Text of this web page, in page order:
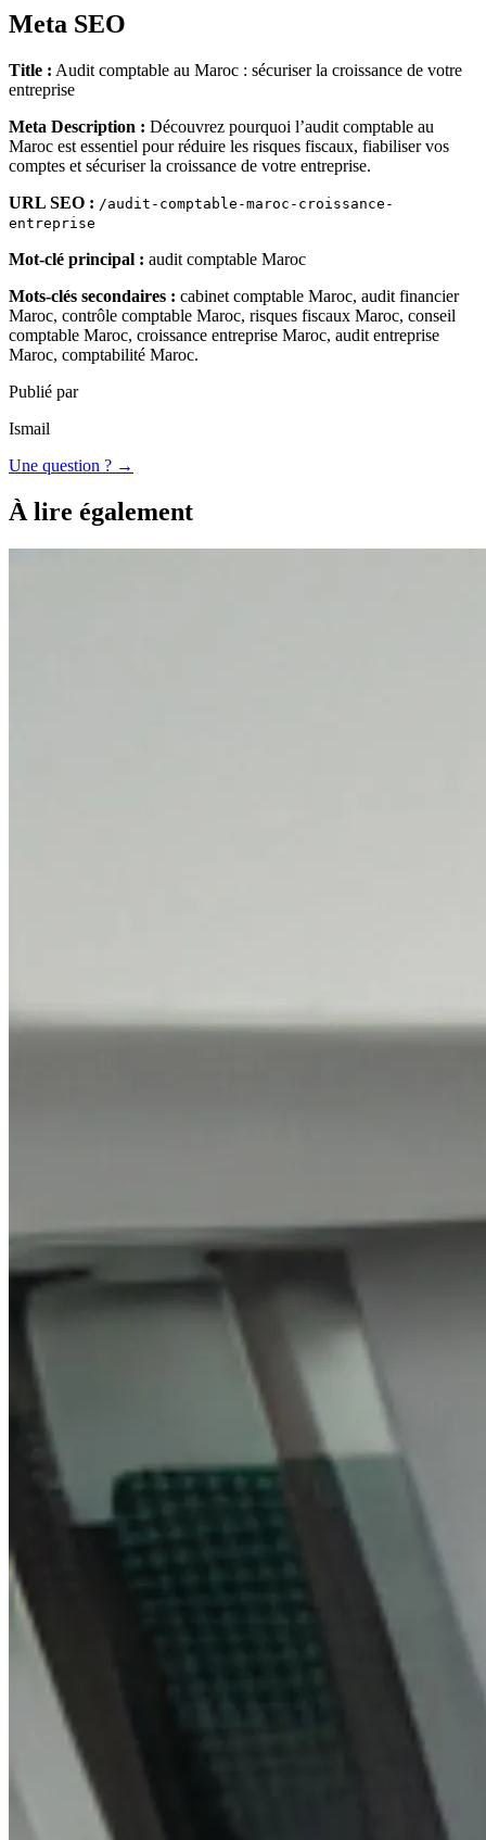
Meta SEO
Title : Audit comptable au Maroc : sécuriser la croissance de votre
entreprise
Meta Description : Découvrez pourquoi l’audit comptable au
Maroc est essentiel pour réduire les risques fiscaux, fiabiliser vos
comptes et sécuriser la croissance de votre entreprise.
URL SEO : /audit-comptable-maroc-croissance-
entreprise
Mot-clé principal : audit comptable Maroc
Mots-clés secondaires : cabinet comptable Maroc, audit financier
Maroc, contrôle comptable Maroc, risques fiscaux Maroc, conseil
comptable Maroc, croissance entreprise Maroc, audit entreprise
Maroc, comptabilité Maroc.
Publié par
Ismail
Une question ? →
À lire également